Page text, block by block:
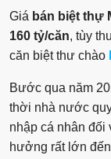
Giá bán biệt thự
160 tỷ/căn, tùy
căn biệt thư chào
Bước qua năm
thời nhà nước
nhập cá nhân đối
hưởng rất lớn